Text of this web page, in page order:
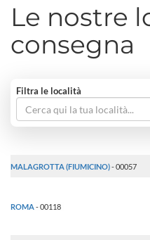
Le nostre
consegna
Filtra le località
MALAGROTTA (FIUMICINO)- 00057
ROMA- 00118